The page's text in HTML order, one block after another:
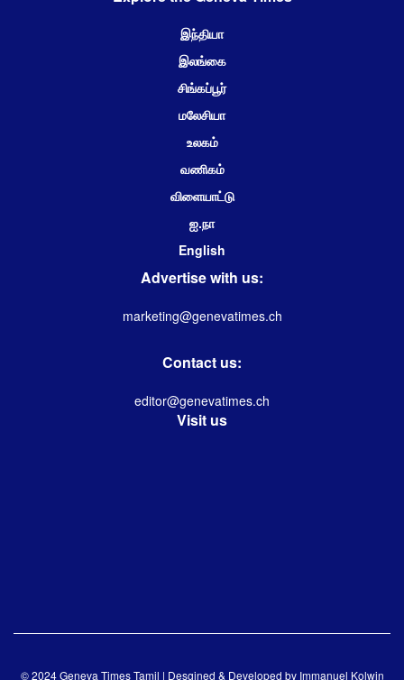
இந்தியா
இலங்கை
சிங்கப்பூர்
மலேசியா
உலகம்
வணிகம்
விளையாட்டு
ஐ.நா
English
Advertise with us:
marketing@genevatimes.ch
Contact us:
editor@genevatimes.ch
Visit us
© 2024 Geneva Times Tamil | Desgined & Developed by Immanuel Kolwin